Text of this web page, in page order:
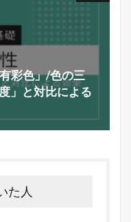
彩色」/色の三
」と対比による
た人